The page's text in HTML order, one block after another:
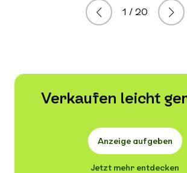
Zurück
1 / 20
Verkaufen leicht
Anzeige aufgeben
Jetzt mehr entdecken